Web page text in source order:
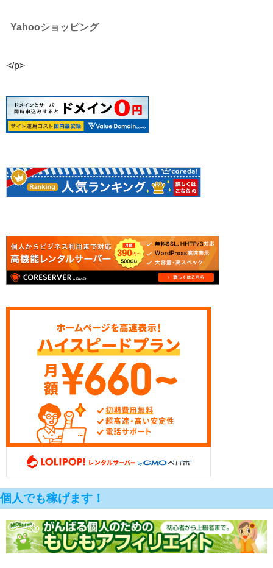
Yahooショッピング
</p>
個人でも稼げます！